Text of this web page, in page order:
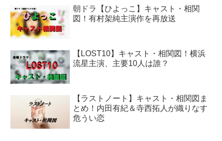
朝ドラ【ひよっこ】キャスト・相関
図！有村架純主演作を再放送
【LOST10】キャスト・相関図！横浜
流星主演、主要10人は誰？
【ラストノート】キャスト・相関図ま
とめ！内田有紀＆寺西拓人が織りなす
危うい恋